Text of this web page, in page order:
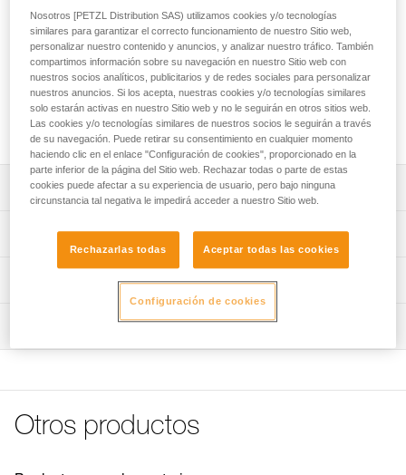
Polea ligera y ultracompacta de alto rendimiento
La polea RESCUE S está destinada a los profesionales de
los trabajos en altura, así como a la colocación de un
sistema de rescate. Ultracompacta y ligera con un alto
rendimiento, está diseñada para la manipulación de cargas
intermedias.
Descripción
- Alto rendimiento asegurado por la roldana montada en
- Ultracompacta y ligera, ideal para utilizaciones
cotidianas durante los trabajos en altura y de rescate.
Colocación rápida y fácil de la cuerda gracias a las placas
Características técnicas
Compatibilidad de la cuerda: 6 a 11 mm
Diámetro de la roldana: 25 mm
Rodamiento de bolas: sí
Rendimiento: 91 %
Peso: 52 g
Información técnica
FAQ
Descargar el pdf verif-EPI-poulies-suivi-ES
Otros productos
Nosotros [PETZL Distribution SAS) utilizamos cookies y/o tecnologías
similares para garantizar el correcto funcionamiento de nuestro Sitio web,
personalizar nuestro contenido y anuncios, y analizar nuestro tráfico. También
compartimos información sobre su navegación en nuestro Sitio web con
nuestros socios analíticos, publicitarios y de redes sociales para personalizar
nuestros anuncios. Si los acepta, nuestras cookies y/o tecnologías similares
solo estarán activas en nuestro Sitio web y no le seguirán en otros sitios web.
Las cookies y/o tecnologías similares de nuestros socios le seguirán a través
de su navegación. Puede retirar su consentimiento en cualquier momento
haciendo clic en el enlace "Configuración de cookies", proporcionado en la
parte inferior de la página del Sitio web. Rechazar todas o parte de estas
cookies puede afectar a su experiencia de usuario, pero bajo ninguna
circunstancia tal negativa le impedirá acceder a nuestro Sitio web.
Rechazarlas todas Aceptar todas las cookies
Configuración de cookies